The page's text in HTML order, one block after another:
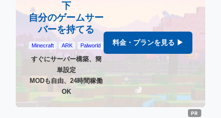
下
自分のゲームサー
バーを持てる
Minecraft ARK Palworld
すぐにサーバー構築、簡
単設定
MODも自由、24時間稼働
OK
料金・プランを見る ▶